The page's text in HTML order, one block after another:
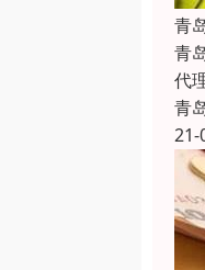
青
青
代
青
21-